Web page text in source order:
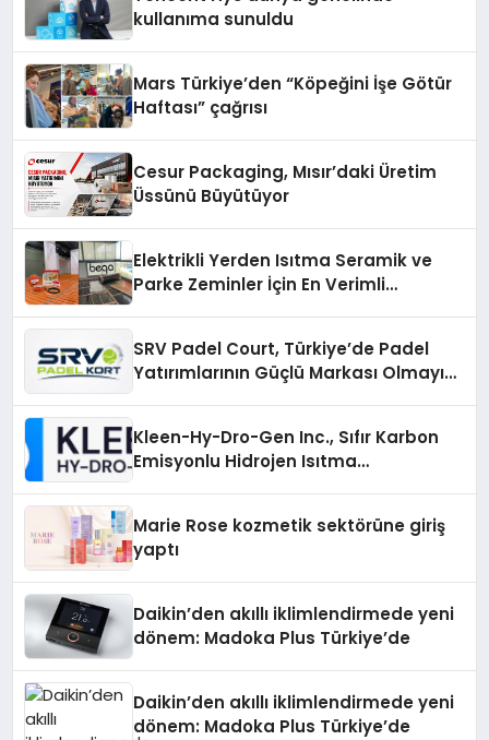
kullanıma sunuldu
Mars Türkiye’den “Köpeğini İşe Götür
Haftası” çağrısı
Cesur Packaging, Mısır’daki Üretim
Üssünü Büyütüyor
Elektrikli Yerden Isıtma Seramik ve
Parke Zeminler İçin En Verimli
SRV Padel Court, Türkiye’de Padel
Yatırımlarının Güçlü Markası Olmayı
Kleen-Hy-Dro-Gen Inc., Sıfır Karbon
Emisyonlu Hidrojen Isıtma
Marie Rose kozmetik sektörüne giriş
yaptı
Daikin’den akıllı iklimlendirmede yeni
dönem: Madoka Plus Türkiye’de
Daikin’den akıllı iklimlendirmede yeni
dönem: Madoka Plus Türkiye’de